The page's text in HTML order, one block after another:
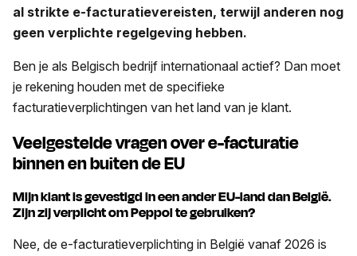
al strikte e-facturatievereisten, terwijl anderen nog
geen verplichte regelgeving hebben.
Ben je als Belgisch bedrijf internationaal actief? Dan moet
je rekening houden met de specifieke
facturatieverplichtingen van het land van je klant.
Veelgestelde vragen over e-facturatie
binnen en buiten de EU
Mijn klant is gevestigd in een ander EU-land dan België.
Zijn zij verplicht om Peppol te gebruiken?
Nee, de e-facturatieverplichting in België vanaf 2026 is